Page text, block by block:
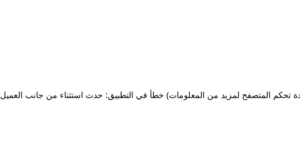
خطأ في التطبيق: حدث استثناء من جانب العميل تحكم المتصفح لمزيد من المعلومات)